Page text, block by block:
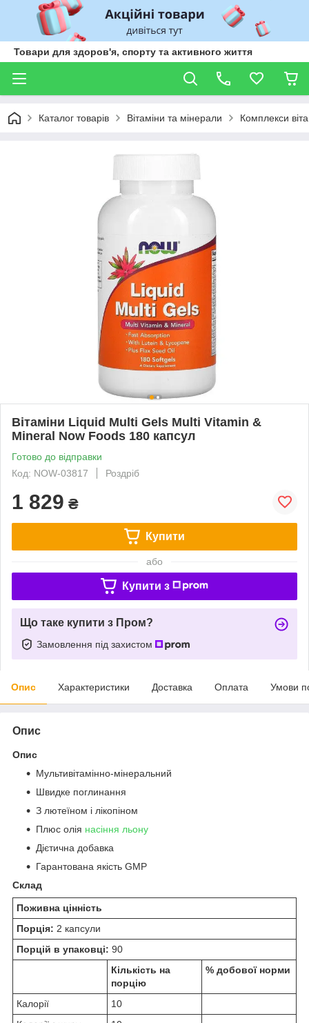
Товари для здоров'я, спорту та активного життя
Каталог товарів Вітаміни та мінерали Комплекси
Вітаміни Liquid Multi Gels Multi Vitamin &
Mineral Now Foods 180 капсул
Готово до відправки
Код: NOW-03817
Роздріб
1 829 ₴
Купити
або
Купити з
Що таке купити з Пром?
Замовлення під захистом
Опис Характеристики Доставка Оплата Умови
Опис
Опис
Мультивітамінно-мінеральний
Швидке поглинання
З лютеїном і лікопіном
Плюс олія насіння льону
Дієтична добавка
Гарантована якість GMP
Склад
Поживна цінність
Порція: 2 капсули
Порцій в упаковці: 90
Кількість на
порцію
% добової норми
Калорії
10